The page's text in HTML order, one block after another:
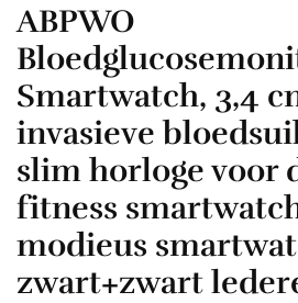
ABPWO
Smartwatch, 3,4
invasieve
slim horloge voor
fitness
modieus
zwart+zwart